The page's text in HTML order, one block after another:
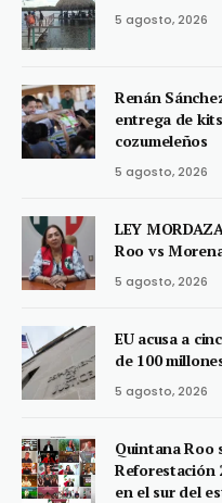
5 agosto, 2026
Renán
entrega de
cozumeleños
5 agosto, 2026
LEY
Roo vs
5 agosto, 2026
EU acusa a
de 100
5 agosto, 2026
Quintana Roo
Reforestación
en el sur del